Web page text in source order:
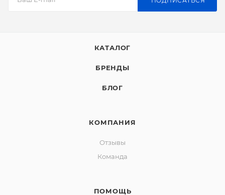
КАТАЛОГ
БРЕНДЫ
БЛОГ
КОМПАНИЯ
Отзывы
Команда
ПОМОЩЬ